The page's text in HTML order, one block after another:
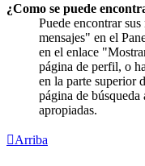
¿Como se puede
Puede encontrar
mensajes" en el
en el enlace
página de perfil, o
en la parte superior
página de
apropiadas.
Arriba